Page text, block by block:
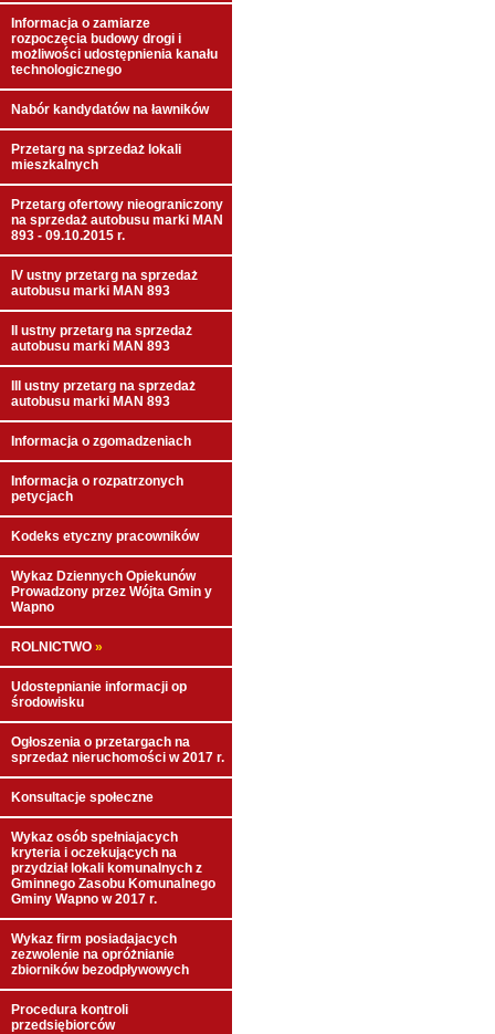
Informacja o zamiarze
rozpoczęcia budowy drogi i
możliwości udostępnienia kanału
technologicznego
Nabór kandydatów na ławników
Przetarg na sprzedaż lokali
mieszkalnych
Przetarg ofertowy nieograniczony
na sprzedaż autobusu marki MAN
893 - 09.10.2015 r.
IV ustny przetarg na sprzedaż
autobusu marki MAN 893
II ustny przetarg na sprzedaż
autobusu marki MAN 893
III ustny przetarg na sprzedaż
autobusu marki MAN 893
Informacja o zgomadzeniach
Informacja o rozpatrzonych
petycjach
Kodeks etyczny pracowników
Wykaz Dziennych Opiekunów
Prowadzony przez Wójta Gmin y
Wapno
ROLNICTWO »
Udostepnianie informacji op
środowisku
Ogłoszenia o przetargach na
sprzedaż nieruchomości w 2017 r.
Konsultacje społeczne
Wykaz osób spełniajacych
kryteria i oczekujących na
przydział lokali komunalnych z
Gminnego Zasobu Komunalnego
Gminy Wapno w 2017 r.
Wykaz firm posiadajacych
zezwolenie na opróżnianie
zbiorników bezodpływowych
Procedura kontroli
przedsiębiorców